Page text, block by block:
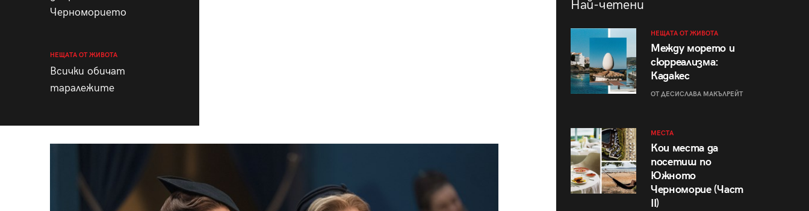
Черноморието
НЕЩАТА ОТ ЖИВОТА
Всички обичат
таралежите
Най-четени
НЕЩАТА ОТ ЖИВОТА
Между морето и
сюрреализма:
Кадакес
ОТ ДЕСИСЛАВА МАКЪЛРЕЙТ
МЕСТА
Кои места да
посетиш по
Южното
Черноморие (Част
II)